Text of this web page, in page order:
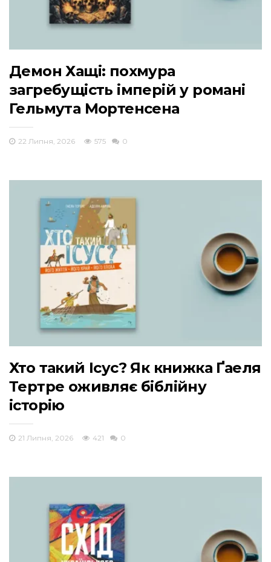
Демон Хащі: похмура
загребущість імперій у романі
Гельмута Мортенсена
22 Липня, 2026 575 0
Хто такий Ісус? Як книжка Ґаеля
Тертре оживляє біблійну
історію
21 Липня, 2026 421 0